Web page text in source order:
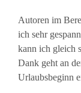
Autoren im
ich sehr
kann ich gleich
Dank geht an
Urlaubsbeginn